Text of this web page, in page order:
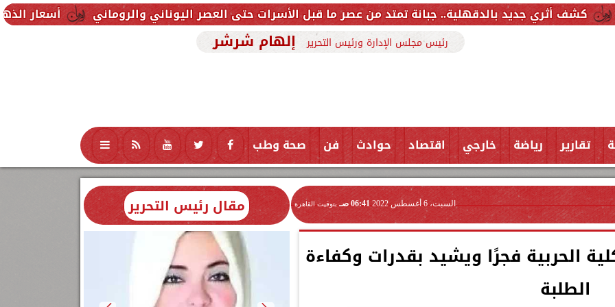
أسعار الذهب اليوم السبت 8 أغسطس 2026.. عيار 21 يقفز 100 جنيه ويسجل 6090 بالدقهلية.. جبانة تمتد من عصر ما قبل الأسرات حتى العصر اليوناني والروماني
رئيس مجلس الإدارة ورئيس التحرير إلهام شرشر
تقارير رياضة خارجي اقتصاد حوادث فن صحة وطب تكنولوجيا منوعات محافظات
السبت، 6 أغسطس 2022 06:41 صـ بتوقيت القاهرة
الحربية فجرًا ويشيد بقدرات وكفاءة
الطلبة
مقال رئيس التحرير